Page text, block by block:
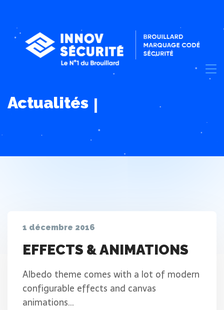
Actualités
1 décembre 2016
EFFECTS & ANIMATIONS
Albedo theme comes with a lot of modern
configurable effects and canvas
animations…